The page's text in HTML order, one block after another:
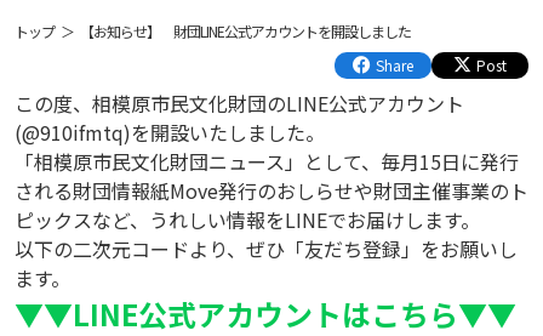
トップ
【お知らせ】 財団LINE公式アカウントを開設しました
Share
Post
この度、相模原市民文化財団のLINE公式アカウント
(@910ifmtq)を開設いたしました。
「相模原市民文化財団ニュース」として、毎月15日に発行
される財団情報紙Move発行のおしらせや財団主催事業のト
ピックスなど、うれしい情報をLINEでお届けします。
以下の二次元コードより、ぜひ「友だち登録」をお願いし
ます。
▼▼LINE公式アカウントはこちら▼▼